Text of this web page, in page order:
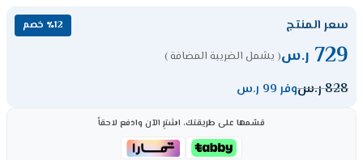
سعر المنتج ٪12 خصم
729 ر.س( يشمل الضريبة المضافة )
828ر.سوفر 99 ر.س
قسّمها على طريقتك، اشترِ الآن وادفع لاحقاً